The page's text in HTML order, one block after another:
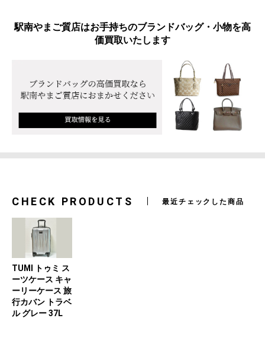
駅南やまご質店はお手持ちのブランドバッグ・小物を高
価買取いたします
CHECK PRODUCTS 最近チェックした商品
TUMI トゥミ ス
ーツケース キャ
ーリーケース 旅
行カバン トラベ
ル グレー 37L